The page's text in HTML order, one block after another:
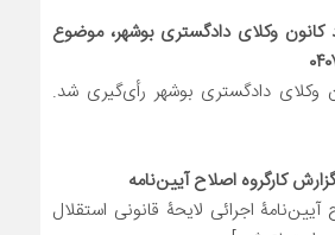
وکلای دادگستری بوشهر، موضوع
وکلای دادگستری بوشهر رأی‌گیری شد.
کارگروه اصلاح آیین‌نامه
آیین‌نامۀ اجرائی لایحۀ قانونی استقلال